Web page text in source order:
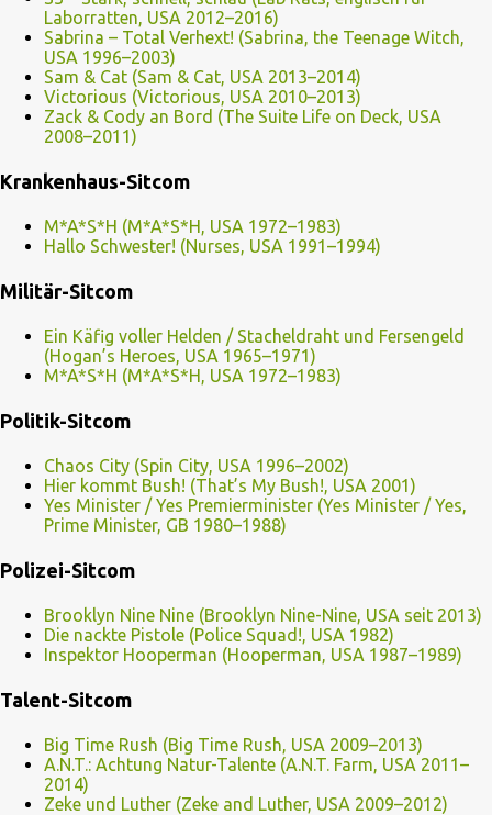
Laborratten, USA 2012–2016)
Sabrina – Total Verhext! (Sabrina, the Teenage Witch,
USA 1996–2003)
Sam & Cat (Sam & Cat, USA 2013–2014)
Victorious (Victorious, USA 2010–2013)
Zack & Cody an Bord (The Suite Life on Deck, USA
2008–2011)
Krankenhaus-Sitcom
M*A*S*H (M*A*S*H, USA 1972–1983)
Hallo Schwester! (Nurses, USA 1991–1994)
Militär-Sitcom
Ein Käfig voller Helden / Stacheldraht und Fersengeld
(Hogan’s Heroes, USA 1965–1971)
M*A*S*H (M*A*S*H, USA 1972–1983)
Politik-Sitcom
Chaos City (Spin City, USA 1996–2002)
Hier kommt Bush! (That’s My Bush!, USA 2001)
Yes Minister / Yes Premierminister (Yes Minister / Yes,
Prime Minister, GB 1980–1988)
Polizei-Sitcom
Brooklyn Nine Nine (Brooklyn Nine-Nine, USA seit 2013)
Die nackte Pistole (Police Squad!, USA 1982)
Inspektor Hooperman (Hooperman, USA 1987–1989)
Talent-Sitcom
Big Time Rush (Big Time Rush, USA 2009–2013)
A.N.T.: Achtung Natur-Talente (A.N.T. Farm, USA 2011–
2014)
Zeke und Luther (Zeke and Luther, USA 2009–2012)